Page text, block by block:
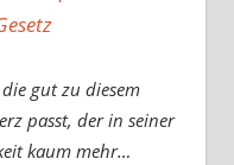
gut zu diesem
passt, der in seiner
kaum mehr…